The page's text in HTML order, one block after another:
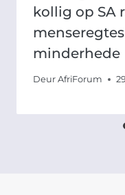
kollig op SA
minderhede
Deur AfriForum